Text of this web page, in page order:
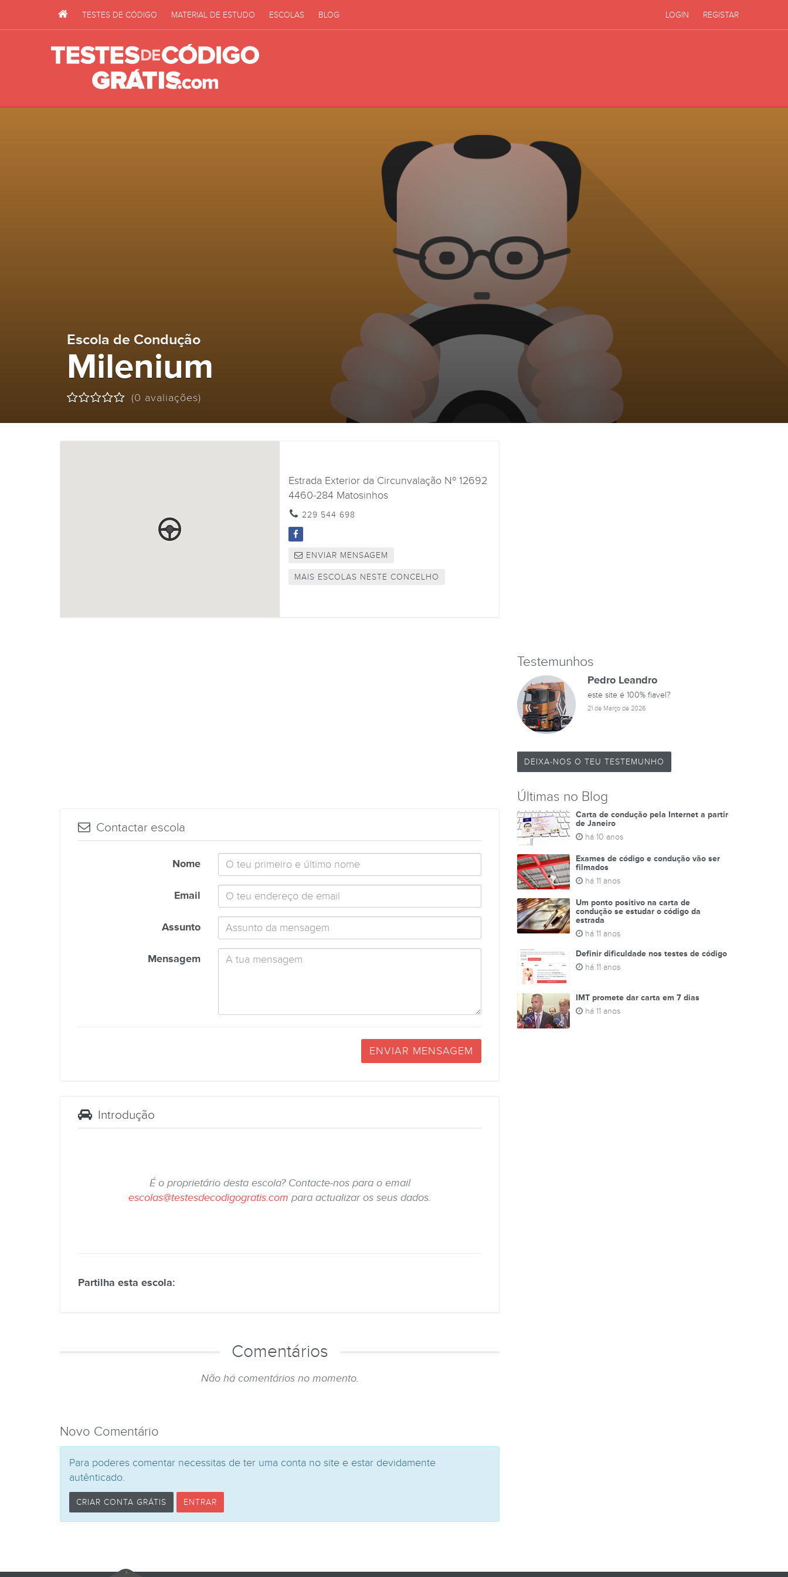
TESTES DE CÓDIGO MATERIAL DE ESTUDO ESCOLAS BLOG LOGIN REGISTAR
Escola de Condução
Milenium
(0 avaliações)
Estrada Exterior da Circunvalação Nº 12692
4460-284 Matosinhos
229 544 698
ENVIAR MENSAGEM
MAIS ESCOLAS NESTE CONCELHO
Contactar escola
Nome
Email
Assunto
Mensagem
ENVIAR MENSAGEM
Introdução
É o proprietário desta escola? Contacte-nos para o email
escolas@testesdecodigogratis.com para actualizar os seus dados.
Partilha esta escola:
Comentários
Não há comentários no momento.
Novo Comentário
Para poderes comentar necessitas de ter uma conta no site e estar devidamente
autênticado.
CRIAR CONTA GRÁTIS ENTRAR
Testemunhos
Pedro Leandro
este site é 100% fiavel?
21 de Março de 2026
DEIXA-NOS O TEU TESTEMUNHO
Últimas no Blog
Carta de condução pela Internet a partir
de Janeiro
há 10 anos
Exames de código e condução vão ser
filmados
há 11 anos
Um ponto positivo na carta de
condução se estudar o código da
estrada
há 11 anos
Definir dificuldade nos testes de código
há 11 anos
IMT promete dar carta em 7 dias
há 11 anos